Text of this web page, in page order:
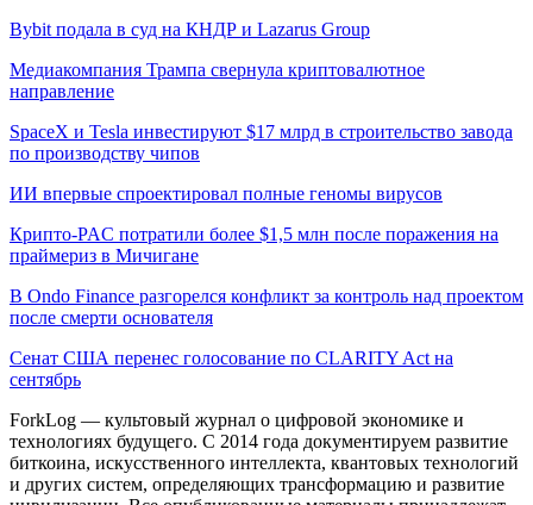
Bybit подала в суд на КНДР и Lazarus Group
Медиакомпания Трампа свернула криптовалютное
направление
SpaceX и Tesla инвестируют $17 млрд в строительство завода
по производству чипов
ИИ впервые спроектировал полные геномы вирусов
Крипто-PAC потратили более $1,5 млн после поражения на
праймериз в Мичигане
В Ondo Finance разгорелся конфликт за контроль над проектом
после смерти основателя
Сенат США перенес голосование по CLARITY Act на
сентябрь
ForkLog — культовый журнал о цифровой экономике и
технологиях будущего. С 2014 года документируем развитие
биткоина, искусственного интеллекта, квантовых технологий
и других систем, определяющих трансформацию и развитие